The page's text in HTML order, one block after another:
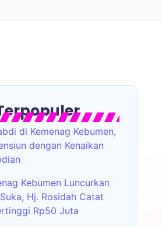
di Kemenag Kebumen,
dengan Kenaikan
Kebumen Luncurkan
Hj. Rosidah Catat
Rp50 Juta